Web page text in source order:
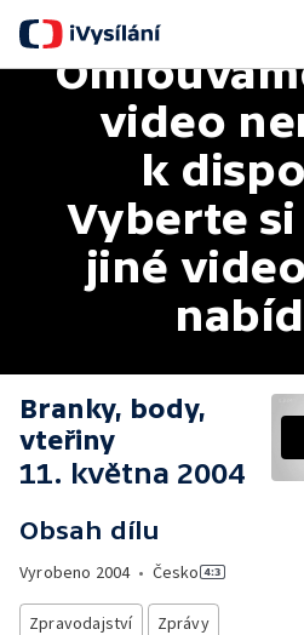
video
k
Vyberte
jiné
Branky, body,
vteřiny
11. května 2004
Obsah dílu
Vyrobeno 2004• Česko
Zpravodajství
Zprávy